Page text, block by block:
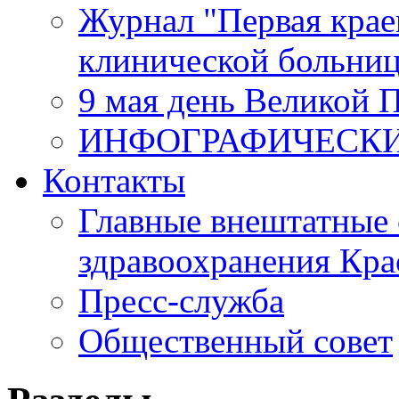
Журнал "Первая
клинической
9 мая день Великой
Контакты
Главные внештатные
здравоохранения
Пресс-служба
Общественный совет